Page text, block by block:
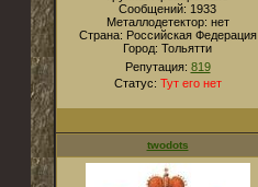
Сообщений: 1933
Металлодетектор: нет
Страна: Российская Федерация
Город: Тольятти
Репутация: 819
Статус: Тут его нет
twodots